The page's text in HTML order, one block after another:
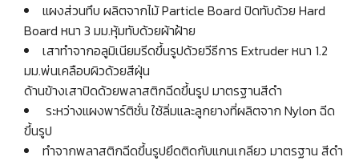
แผงส่วนทึบ ผลิตจากไม้ Particle Board ปิดทับด้วย Hard
Board หนา 3 มม.หุ้มทับด้วยผ้าฝ้าย
เสาทําจากอลูมิเนียมรีดขึ้นรูปด้วยวีธีการ Extruder หนา 1.2
มม.พ่นเคลือบผิวด้วยสีฝุ่น
ด้านข้างเสาปิดด้วยพลาสติกฉีดขึ้นรูป มาตรฐานสีดำ
ระหว่างแผงพาร์ติชั่น ใช้ลิ่มและลูกยางที่ผลิตจาก Nylon ฉีด
ขึ้นรูป
ทำจากพลาสติกฉีดขึ้นรูปยึดติดกับแกนเกลียว มาตรฐาน สีดำ